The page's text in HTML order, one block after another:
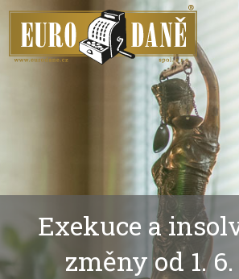
Exekuce a
změny od 1.